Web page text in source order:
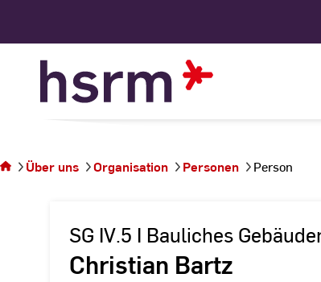
sich auf
der
Über uns Organisation Personen Person
SG IV.5 I Bauliches
Christian Bartz